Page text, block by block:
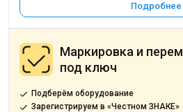
Подробнее
Маркировка и
под ключ
Подберём оборудование
Зарегистрируем в «Честном ЗНАКЕ»